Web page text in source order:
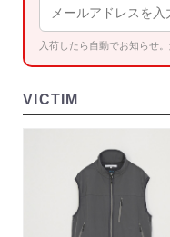
入荷したら自動でお知らせ。
VICTIM